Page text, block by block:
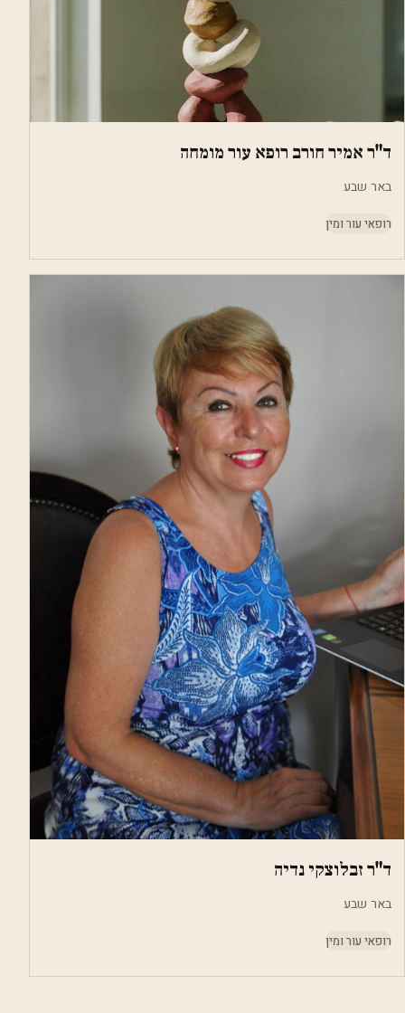
ד"ר אמיר חורב רופא עור מומחה
באר שבע
רופאי עור ומין
ד"ר זבלוצקי נדיה
באר שבע
רופאי עור ומין